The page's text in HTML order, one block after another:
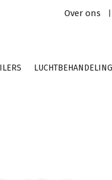
Over ons
LUCHTBEHANDELING